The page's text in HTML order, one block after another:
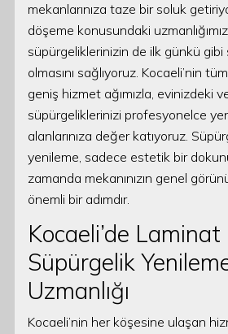
mekanlarınıza taze bir soluk
döşeme konusundaki
süpürgeliklerinizin de ilk günkü gibi
olmasını sağlıyoruz. Kocaeli’nin
geniş hizmet ağımızla, evinizdeki
süpürgeliklerinizi profesyonelce
alanlarınıza değer katıyoruz.
yenileme, sadece estetik bir
zamanda mekanınızın genel
önemli bir adımdır.
Kocaeli’de
Süpürgelik
Uzmanlığı
Kocaeli’nin her köşesine ulaşan